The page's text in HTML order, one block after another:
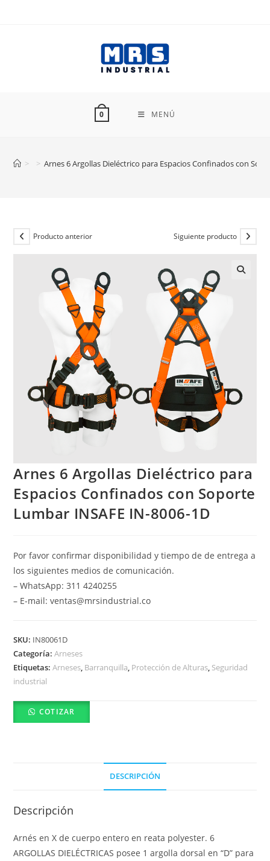
0 MENÚ
> > Arnes 6 Argollas Dieléctrico para Espacios Confinados con
Producto anterior Siguiente producto
Arnes 6 Argollas Dieléctrico para
Espacios Confinados con Soporte
Lumbar INSAFE IN-8006-1D
Por favor confirmar disponibilidad y tiempo de de entrega a
los siguientes medios de comunicación.
– WhatsApp: 311 4240255
– E-mail: ventas@mrsindustrial.co
SKU: IN80061D
Categoría:Arneses
Etiquetas:Arneses, Barranquilla, Protección de Alturas, Seguridad
industrial
COTIZAR
DESCRIPCIÓN
Descripción
Arnés en X de cuerpo entero en reata polyester. 6
ARGOLLAS DIELÉCTRICAS posee 1 argolla dorsal en “D” para